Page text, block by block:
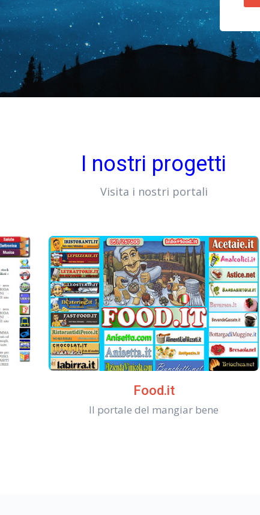
I nostri progetti
Visita i nostri portali
Food.it
Il portale del mangiar bene